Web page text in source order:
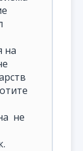
на
не